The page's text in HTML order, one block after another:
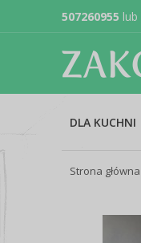
507260955 lub
DLA KUCHNI
Strona główna